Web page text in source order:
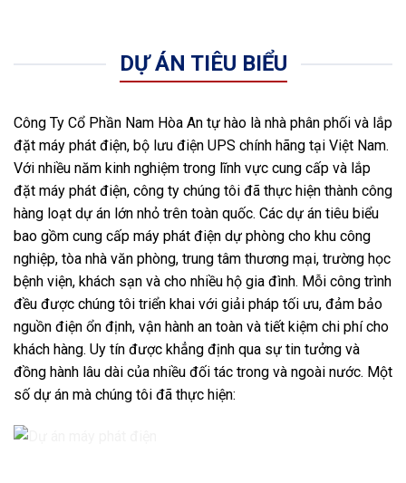
DỰ ÁN TIÊU BIỂU
Công Ty Cổ Phần Nam Hòa An tự hào là nhà phân phối và lắp
đặt máy phát điện, bộ lưu điện UPS chính hãng tại Việt Nam.
Với nhiều năm kinh nghiệm trong lĩnh vực cung cấp và lắp
đặt máy phát điện, công ty chúng tôi đã thực hiện thành công
hàng loạt dự án lớn nhỏ trên toàn quốc. Các dự án tiêu biểu
bao gồm cung cấp máy phát điện dự phòng cho khu công
nghiệp, tòa nhà văn phòng, trung tâm thương mại, trường học
bệnh viện, khách sạn và cho nhiều hộ gia đình. Mỗi công trình
đều được chúng tôi triển khai với giải pháp tối ưu, đảm bảo
nguồn điện ổn định, vận hành an toàn và tiết kiệm chi phí cho
khách hàng. Uy tín được khẳng định qua sự tin tưởng và
đồng hành lâu dài của nhiều đối tác trong và ngoài nước. Một
số dự án mà chúng tôi đã thực hiện: